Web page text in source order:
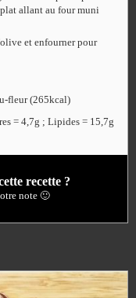
allant au four muni
et enfourner pour
fleur (265kcal)
= 4,7g ; Lipides = 15,7g
recette ?
note 🙂